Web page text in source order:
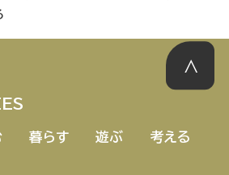
暮らす 遊ぶ 考える